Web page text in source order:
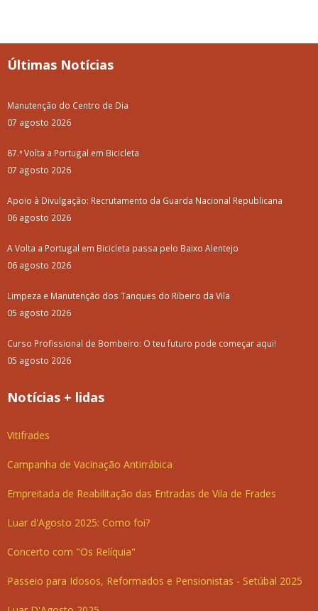
Últimas Notícias
Manutenção do Centro de Dia
07 agosto 2026
87.ª Volta a Portugal em Bicicleta
07 agosto 2026
Apoio à Divulgação: Recrutamento da Guarda Nacional Republicana
06 agosto 2026
A Volta a Portugal em Bicicleta passa pelo Baixo Alentejo
06 agosto 2026
Limpeza e Manutenção dos Tanques do Ribeiro da Vila
05 agosto 2026
Curso Profissional de Bombeiro: O teu futuro pode começar aqui!
05 agosto 2026
Notícias + lidas
Vitifrades
Campanha de Vacinação Antirrábica
Empreitada de Reabilitação das Entradas de Vila de Frades
Luar d'Agosto 2025: Como foi?
Concerto com "Os Relíquia"
Passeio para Idosos, Reformados e Pensionistas - Setúbal 2025